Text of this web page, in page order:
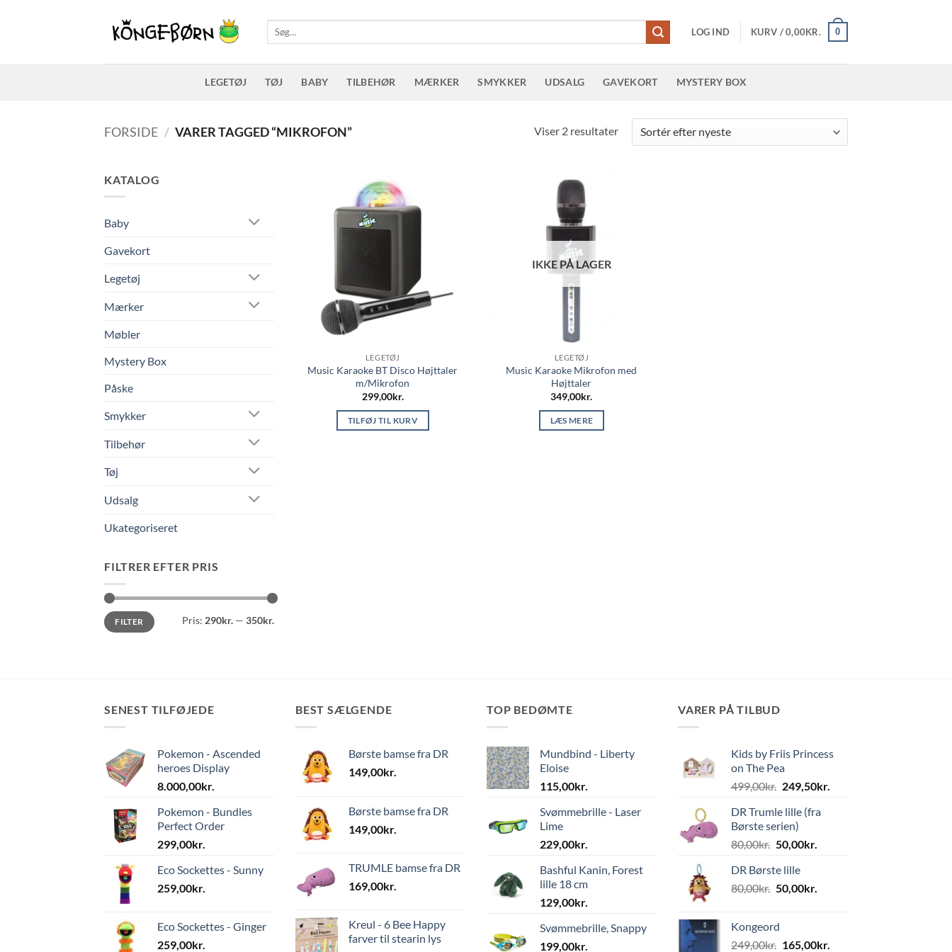
Søg
efter:
LOG IND KURV /0,00KR. 0
LEGETØJ TØJ BABY TILBEHØR MÆRKER SMYKKER UDSALG GAVEKORT MYSTERY BOX
FORSIDE / VARER TAGGED “MIKROFON” Viser 2 resultaterSorteret
efter
KATALOG
Baby
Gavekort
Legetøj
Mærker
Møbler
Mystery Box
Påske
Smykker
Tilbehør
Tøj
Udsalg
Ukategoriseret
FILTRER EFTER PRIS
Mindste
pris
Højeste
prisFILTER Pris: 290kr. — 350kr.
LEGETØJ
Music Karaoke BT Disco Højttaler
m/Mikrofon
299,00kr.
TILFØJ TIL KURV
IKKE PÅ LAGER
LEGETØJ
Music Karaoke Mikrofon med
Højttaler
349,00kr.
LÆS MERE
SENEST TILFØJEDE
Pokemon - Ascended
heroes Display
8.000,00kr.
Pokemon - Bundles
Perfect Order
299,00kr.
Eco Sockettes - Sunny
259,00kr.
Eco Sockettes - Ginger
259,00kr.
BEST SÆLGENDE
Børste bamse fra DR
149,00kr.
Børste bamse fra DR
149,00kr.
TRUMLE bamse fra DR
169,00kr.
Kreul - 6 Bee Happy
farver til stearin lys
TOP BEDØMTE
Mundbind - Liberty
Eloise
115,00kr.
Svømmebrille - Laser
Lime
229,00kr.
Bashful Kanin, Forest
lille 18 cm
129,00kr.
Svømmebrille, Snappy
199,00kr.
VARER PÅ TILBUD
Kids by Friis Princess
on The Pea
499,00kr. Den
pris
var:
499,00kr..
249,50kr.
DR Trumle lille (fra
Børste serien)
80,00kr. Den
pris
var:
50,00kr.
er:
DR Børste lille
80,00kr. Den
var:
80,00kr..
50,00kr.
50,00kr..
Kongeord
249,00kr. Den
165,00kr.